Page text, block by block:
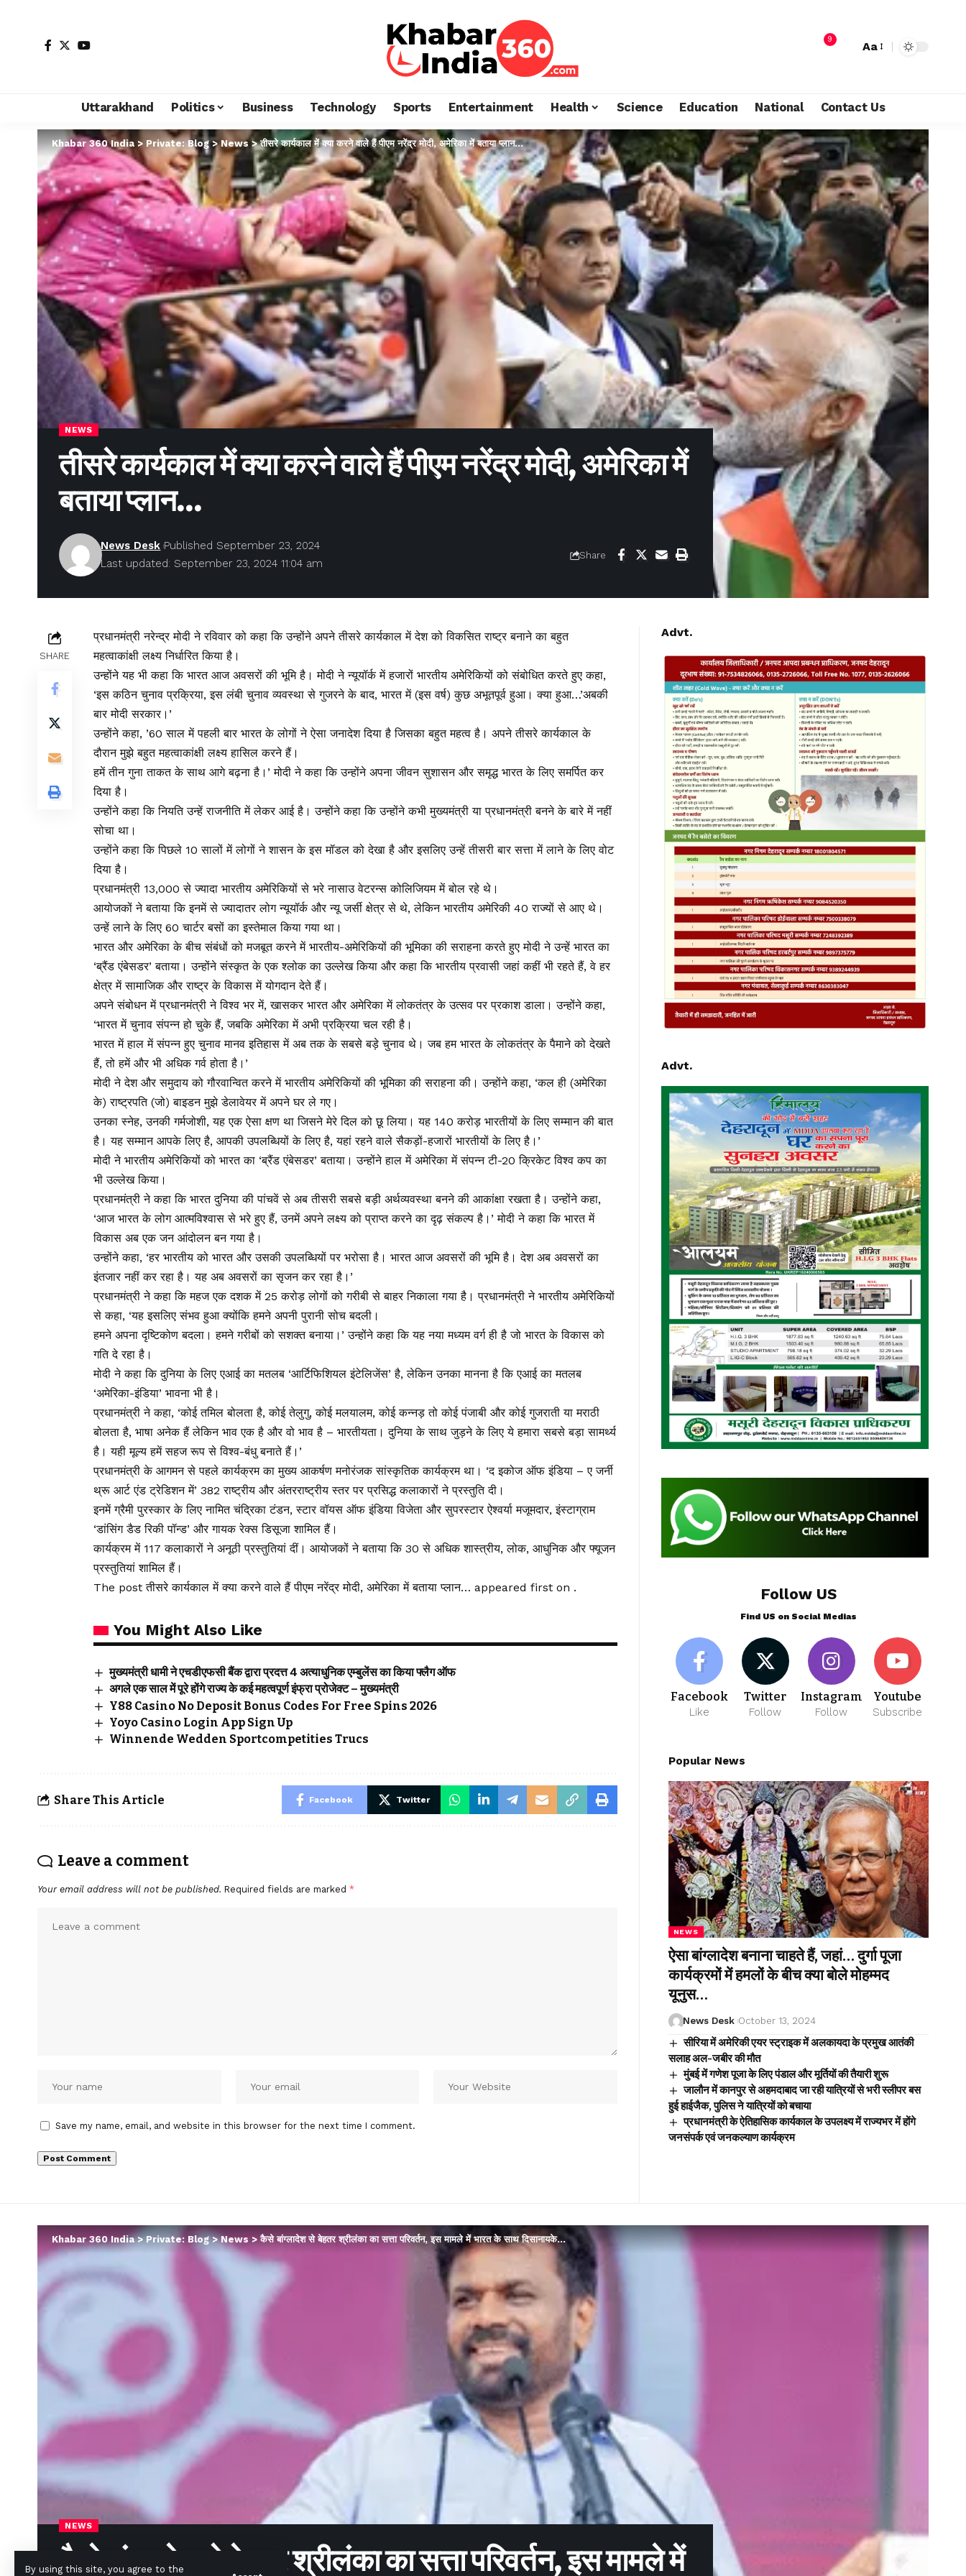
By using this site, you agree to the
9
Aa
Uttarakhand Politics Business Technology Sports Entertainment Health Science Education National Contact Us
Khabar 360 India > Private: Blog>News >तीसरे कार्यकाल में क्या करने वाले हैं पीएम नरेंद्र मोदी, अमेरिका में बताया प्लान…
NEWS
तीसरे कार्यकाल में क्या करने वाले हैं पीएम नरेंद्र मोदी, अमेरिका में
बताया प्लान…
Last updated: September 23, 2024 11:04 am
News Desk Published September 23, 2024
Share
SHARE
प्रधानमंत्री नरेन्द्र मोदी ने रविवार को कहा कि उन्होंने अपने तीसरे कार्यकाल में देश को विकसित राष्ट्र बनाने का बहुत
महत्वाकांक्षी लक्ष्य निर्धारित किया है।
उन्होंने यह भी कहा कि भारत आज अवसरों की भूमि है। मोदी ने न्यूयॉर्क में हजारों भारतीय अमेरिकियों को संबोधित करते हुए कहा,
‘इस कठिन चुनाव प्रक्रिया, इस लंबी चुनाव व्यवस्था से गुजरने के बाद, भारत में (इस वर्ष) कुछ अभूतपूर्व हुआ। क्या हुआ…’अबकी
बार मोदी सरकार।’
उन्होंने कहा, ’60 साल में पहली बार भारत के लोगों ने ऐसा जनादेश दिया है जिसका बहुत महत्व है। अपने तीसरे कार्यकाल के
दौरान मुझे बहुत महत्वाकांक्षी लक्ष्य हासिल करने हैं।
हमें तीन गुना ताकत के साथ आगे बढ़ना है।’ मोदी ने कहा कि उन्होंने अपना जीवन सुशासन और समृद्ध भारत के लिए समर्पित कर
दिया है।
उन्होंने कहा कि नियति उन्हें राजनीति में लेकर आई है। उन्होंने कहा कि उन्होंने कभी मुख्यमंत्री या प्रधानमंत्री बनने के बारे में नहीं
सोचा था।
उन्होंने कहा कि पिछले 10 सालों में लोगों ने शासन के इस मॉडल को देखा है और इसलिए उन्हें तीसरी बार सत्ता में लाने के लिए वोट
दिया है।
प्रधानमंत्री 13,000 से ज्यादा भारतीय अमेरिकियों से भरे नासाउ वेटरन्स कोलिजियम में बोल रहे थे।
आयोजकों ने बताया कि इनमें से ज्यादातर लोग न्यूयॉर्क और न्यू जर्सी क्षेत्र से थे, लेकिन भारतीय अमेरिकी 40 राज्यों से आए थे।
उन्हें लाने के लिए 60 चार्टर बसों का इस्तेमाल किया गया था।
भारत और अमेरिका के बीच संबंधों को मजबूत करने में भारतीय-अमेरिकियों की भूमिका की सराहना करते हुए मोदी ने उन्हें भारत का
‘ब्रैंड एंबेसडर’ बताया। उन्होंने संस्कृत के एक श्लोक का उल्लेख किया और कहा कि भारतीय प्रवासी जहां कहीं भी रहते हैं, वे हर
क्षेत्र में सामाजिक और राष्ट्र के विकास में योगदान देते हैं।
अपने संबोधन में प्रधानमंत्री ने विश्व भर में, खासकर भारत और अमेरिका में लोकतंत्र के उत्सव पर प्रकाश डाला। उन्होंने कहा,
‘भारत में चुनाव संपन्न हो चुके हैं, जबकि अमेरिका में अभी प्रक्रिया चल रही है।
भारत में हाल में संपन्न हुए चुनाव मानव इतिहास में अब तक के सबसे बड़े चुनाव थे। जब हम भारत के लोकतंत्र के पैमाने को देखते
हैं, तो हमें और भी अधिक गर्व होता है।’
मोदी ने देश और समुदाय को गौरवान्वित करने में भारतीय अमेरिकियों की भूमिका की सराहना की। उन्होंने कहा, ‘कल ही (अमेरिका
के) राष्ट्रपति (जो) बाइडन मुझे डेलावेयर में अपने घर ले गए।
उनका स्नेह, उनकी गर्मजोशी, यह एक ऐसा क्षण था जिसने मेरे दिल को छू लिया। यह 140 करोड़ भारतीयों के लिए सम्मान की बात
है। यह सम्मान आपके लिए है, आपकी उपलब्धियों के लिए है, यहां रहने वाले सैकड़ों-हजारों भारतीयों के लिए है।’
मोदी ने भारतीय अमेरिकियों को भारत का ‘ब्रैंड एंबेसडर’ बताया। उन्होंने हाल में अमेरिका में संपन्न टी-20 क्रिकेट विश्व कप का
भी उल्लेख किया।
प्रधानमंत्री ने कहा कि भारत दुनिया की पांचवें से अब तीसरी सबसे बड़ी अर्थव्यवस्था बनने की आकांक्षा रखता है। उन्होंने कहा,
‘आज भारत के लोग आत्मविश्वास से भरे हुए हैं, उनमें अपने लक्ष्य को प्राप्त करने का दृढ़ संकल्प है।’ मोदी ने कहा कि भारत में
विकास अब एक जन आंदोलन बन गया है।
उन्होंने कहा, ‘हर भारतीय को भारत और उसकी उपलब्धियों पर भरोसा है। भारत आज अवसरों की भूमि है। देश अब अवसरों का
इंतजार नहीं कर रहा है। यह अब अवसरों का सृजन कर रहा है।’
प्रधानमंत्री ने कहा कि महज एक दशक में 25 करोड़ लोगों को गरीबी से बाहर निकाला गया है। प्रधानमंत्री ने भारतीय अमेरिकियों
से कहा, ‘यह इसलिए संभव हुआ क्योंकि हमने अपनी पुरानी सोच बदली।
हमने अपना दृष्टिकोण बदला। हमने गरीबों को सशक्त बनाया।’ उन्होंने कहा कि यह नया मध्यम वर्ग ही है जो भारत के विकास को
गति दे रहा है।
मोदी ने कहा कि दुनिया के लिए एआई का मतलब ‘आर्टिफिशियल इंटेलिजेंस’ है, लेकिन उनका मानना है कि एआई का मतलब
‘अमेरिका-इंडिया’ भावना भी है।
प्रधानमंत्री ने कहा, ‘कोई तमिल बोलता है, कोई तेलुगु, कोई मलयालम, कोई कन्नड़ तो कोई पंजाबी और कोई गुजराती या मराठी
बोलता है, भाषा अनेक हैं लेकिन भाव एक है और वो भाव है – भारतीयता। दुनिया के साथ जुड़ने के लिए ये हमारा सबसे बड़ा सामर्थ्य
है। यही मूल्य हमें सहज रूप से विश्व-बंधु बनाते हैं।’
प्रधानमंत्री के आगमन से पहले कार्यक्रम का मुख्य आकर्षण मनोरंजक सांस्कृतिक कार्यक्रम था। ‘द इकोज ऑफ इंडिया – ए जर्नी
थ्रू आर्ट एंड ट्रेडिशन में’ 382 राष्ट्रीय और अंतरराष्ट्रीय स्तर पर प्रसिद्ध कलाकारों ने प्रस्तुति दी।
इनमें ग्रैमी पुरस्कार के लिए नामित चंद्रिका टंडन, स्टार वॉयस ऑफ इंडिया विजेता और सुपरस्टार ऐश्वर्या मजूमदार, इंस्टाग्राम
‘डांसिंग डैड रिकी पॉन्ड’ और गायक रेक्स डिसूजा शामिल हैं।
कार्यक्रम में 117 कलाकारों ने अनूठी प्रस्तुतियां दीं। आयोजकों ने बताया कि 30 से अधिक शास्त्रीय, लोक, आधुनिक और फ्यूजन
प्रस्तुतियां शामिल हैं।
The post तीसरे कार्यकाल में क्या करने वाले हैं पीएम नरेंद्र मोदी, अमेरिका में बताया प्लान… appeared first on .
You Might Also Like
मुख्यमंत्री धामी ने एचडीएफसी बैंक द्वारा प्रदत्त 4 अत्याधुनिक एम्बुलेंस का किया फ्लैग ऑफ
अगले एक साल में पूरे होंगे राज्य के कई महत्वपूर्ण इंफ्रा प्रोजेक्ट – मुख्यमंत्री
Y88 Casino No Deposit Bonus Codes For Free Spins 2026
Yoyo Casino Login App Sign Up
Winnende Wedden Sportcompetities Trucs
Share This Article Facebook Twitter
Leave a comment
Your email address will not be published. Required fields are marked *
Save my name, email, and website in this browser for the next time I comment.
Advt.
Advt.
Follow US
Find US on Social Medias
Facebook
Like
Twitter
Follow
Instagram
Follow
Youtube
Subscribe
Popular News
NEWS
ऐसा बांग्लादेश बनाना चाहते हैं, जहां… दुर्गा पूजा
कार्यक्रमों में हमलों के बीच क्या बोले मोहम्मद
यूनुस…
News Desk October 13, 2024
सीरिया में अमेरिकी एयर स्ट्राइक में अलकायदा के प्रमुख आतंकी
सलाह अल-जबीर की मौत
मुंबई में गणेश पूजा के लिए पंडाल और मूर्तियों की तैयारी शुरू
जालौन में कानपुर से अहमदाबाद जा रही यात्रियों से भरी स्लीपर बस
हुई हाईजैक, पुलिस ने यात्रियों को बचाया
प्रधानमंत्री के ऐतिहासिक कार्यकाल के उपलक्ष्य में राज्यभर में होंगे
जनसंपर्क एवं जनकल्याण कार्यक्रम
Khabar 360 India>Private: Blog>News >कैसे बांग्लादेश से बेहतर श्रीलंका का सत्ता परिवर्तन, इस मामले में भारत के साथ दिसानायके…
NEWS
कैसे बांग्लादेश से बेहतर श्रीलंका का सत्ता परिवर्तन, इस मामले में